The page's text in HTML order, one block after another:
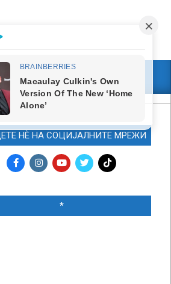
НЀ НА СОЦИЈАЛНИТЕ МРЕЖИ
*